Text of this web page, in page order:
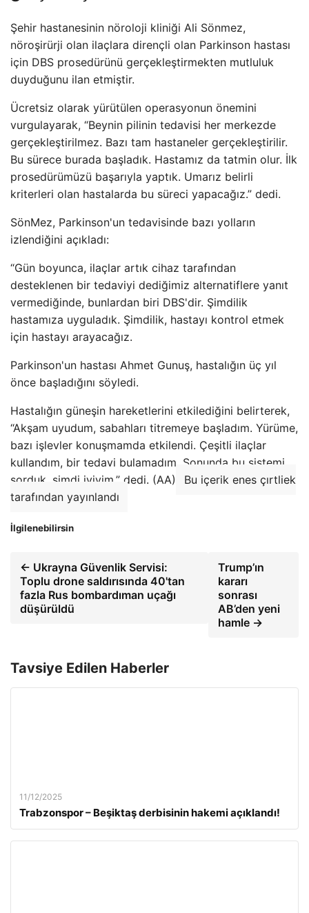
Şehir hastanesinin nöroloji kliniği Ali Sönmez,
nöroşirürji olan ilaçlara dirençli olan Parkinson hastası
için DBS prosedürünü gerçekleştirmekten mutluluk
duyduğunu ilan etmiştir.
Ücretsiz olarak yürütülen operasyonun önemini
vurgulayarak, “Beynin pilinin tedavisi her merkezde
gerçekleştirilmez. Bazı tam hastaneler gerçekleştirilir.
Bu sürece burada başladık. Hastamız da tatmin olur. İlk
prosedürümüzü başarıyla yaptık. Umarız belirli
kriterleri olan hastalarda bu süreci yapacağız.” dedi.
SönMez, Parkinson'un tedavisinde bazı yolların
izlendiğini açıkladı:
“Gün boyunca, ilaçlar artık cihaz tarafından
desteklenen bir tedaviyi dediğimiz alternatiflere yanıt
vermediğinde, bunlardan biri DBS'dir. Şimdilik
hastamıza uyguladık. Şimdilik, hastayı kontrol etmek
için hastayı arayacağız.
Parkinson'un hastası Ahmet Gunuş, hastalığın üç yıl
önce başladığını söyledi.
Hastalığın güneşin hareketlerini etkilediğini belirterek,
“Akşam uyudum, sabahları titremeye başladım. Yürüme,
bazı işlevler konuşmamda etkilendi. Çeşitli ilaçlar
kullandım, bir tedavi bulamadım. Sonunda bu sistemi
sorduk, şimdi iyiyim.” dedi. (AA)
Bu içerik enes çırtliek
tarafından yayınlandı
İlgilenebilirsin
← Ukrayna Güvenlik Servisi:
Toplu drone saldırısında 40'tan
fazla Rus bombardıman uçağı
düşürüldü
Trump’ın
kararı
sonrası
AB’den yeni
hamle →
Tavsiye Edilen Haberler
11/12/2025
Trabzonspor – Beşiktaş derbisinin hakemi açıklandı!